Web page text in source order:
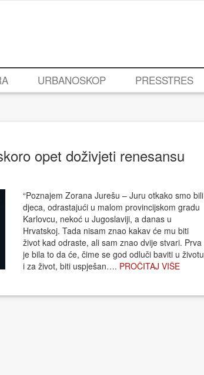
URBANOSKOP PRESSTRES
opet doživjeti renesansu
“Poznajem Zorana Jurešu – Juru otkako smo bili
djeca, odrastajući u malom provincijskom gradu
Karlovcu, nekoć u Jugoslaviji, a danas u
Hrvatskoj. Tada nisam znao kakav će mu biti
život kad odraste, ali sam znao dvije stvari. Prva
je bila to da će, čime se god odluči baviti u životu
i za život, biti uspješan…. PROČITAJ VIŠE